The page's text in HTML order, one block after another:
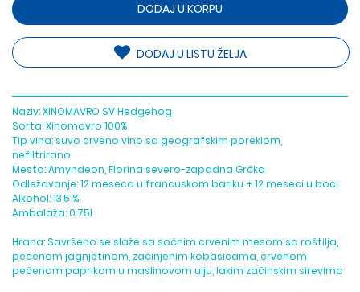
DODAJ U KORPU
DODAJ U LISTU ŽELJA
Naziv: XINOMAVRO SV Hedgehog
Sorta: Xinomavro 100%
Tip vina: suvo crveno vino sa geografskim poreklom,
nefiltrirano
Mesto: Amyndeon, Florina severo-zapadna Grčka
Odležavanje: 12 meseca u francuskom bariku + 12 meseci u boci
Alkohol: 13,5 %
Ambalaža: 0.75l
Hrana: Savršeno se slaže sa sočnim crvenim mesom sa roštilja,
pečenom jagnjetinom, začinjenim kobasicama, crvenom
pečenom paprikom u maslinovom ulju, lakim začinskim sirevima